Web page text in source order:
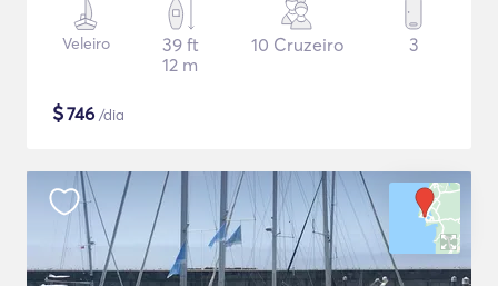
Veleiro
39 ft
12 m
10 Cruzeiro 3
$746 /dia